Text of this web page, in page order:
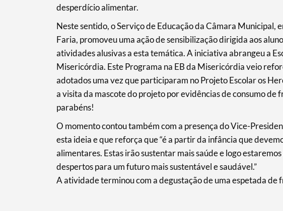
Filtros
desperdício alimentar.
Neste sentido, o Serviço de Educação da Câmara Municipal,
Faria, promoveu uma ação de sensibilização dirigida aos
atividades alusivas a esta temática. A iniciativa abrangeu a
Misericórdia. Este Programa na EB da Misericórdia veio
adotados uma vez que participaram no Projeto Escolar os
a visita da mascote do projeto por evidências de consumo de
parabéns!
O momento contou também com a presença do Vice-
esta ideia e que reforça que “é a partir da infância que
alimentares. Estas irão sustentar mais saúde e logo
despertos para um futuro mais sustentável e saudável.”
A atividade terminou com a degustação de uma espetada de